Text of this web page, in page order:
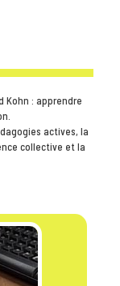
Kohn : apprendre
actives, la
collective et la